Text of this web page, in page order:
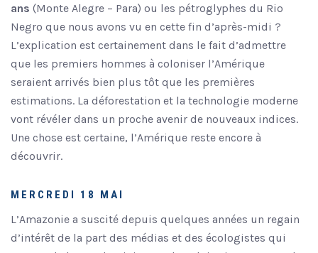
ans (Monte Alegre – Para) ou les pétroglyphes du Rio
Negro que nous avons vu en cette fin d’après-midi ?
L’explication est certainement dans le fait d’admettre
que les premiers hommes à coloniser l’Amérique
seraient arrivés bien plus tôt que les premières
estimations. La déforestation et la technologie moderne
vont révéler dans un proche avenir de nouveaux indices.
Une chose est certaine, l’Amérique reste encore à
découvrir.
MERCREDI 18 MAI
L’Amazonie a suscité depuis quelques années un regain
d’intérêt de la part des médias et des écologistes qui